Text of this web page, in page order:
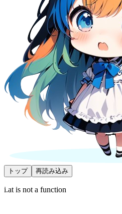
トップ 再読み込み
i.at is not a function